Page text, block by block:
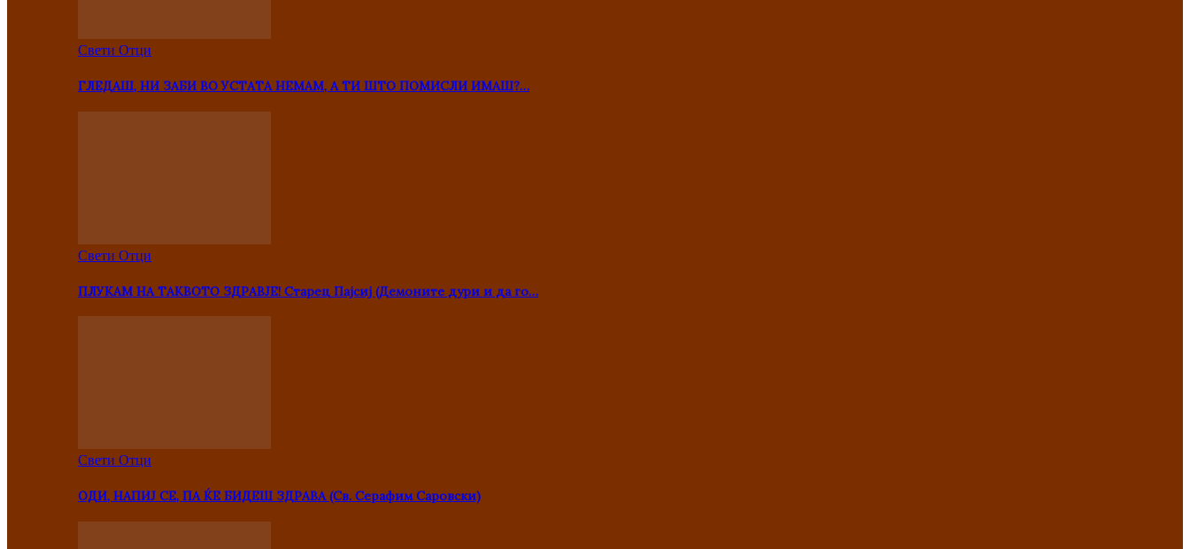
Свети Отци
ГЛЕДАШ, НИ ЗАБИ ВО УСТАТА НЕМАМ, А ТИ ШТО ПОМИСЛИ ИМАШ?…
Свети Отци
ПЛУКАМ НА ТАКВОТО ЗДРАВЈЕ! Старец Пајсиј (Демоните дури и да го…
Свети Отци
ОДИ, НАПИЈ СЕ, ПА ЌЕ БИДЕШ ЗДРАВА (Св. Серафим Саровски)